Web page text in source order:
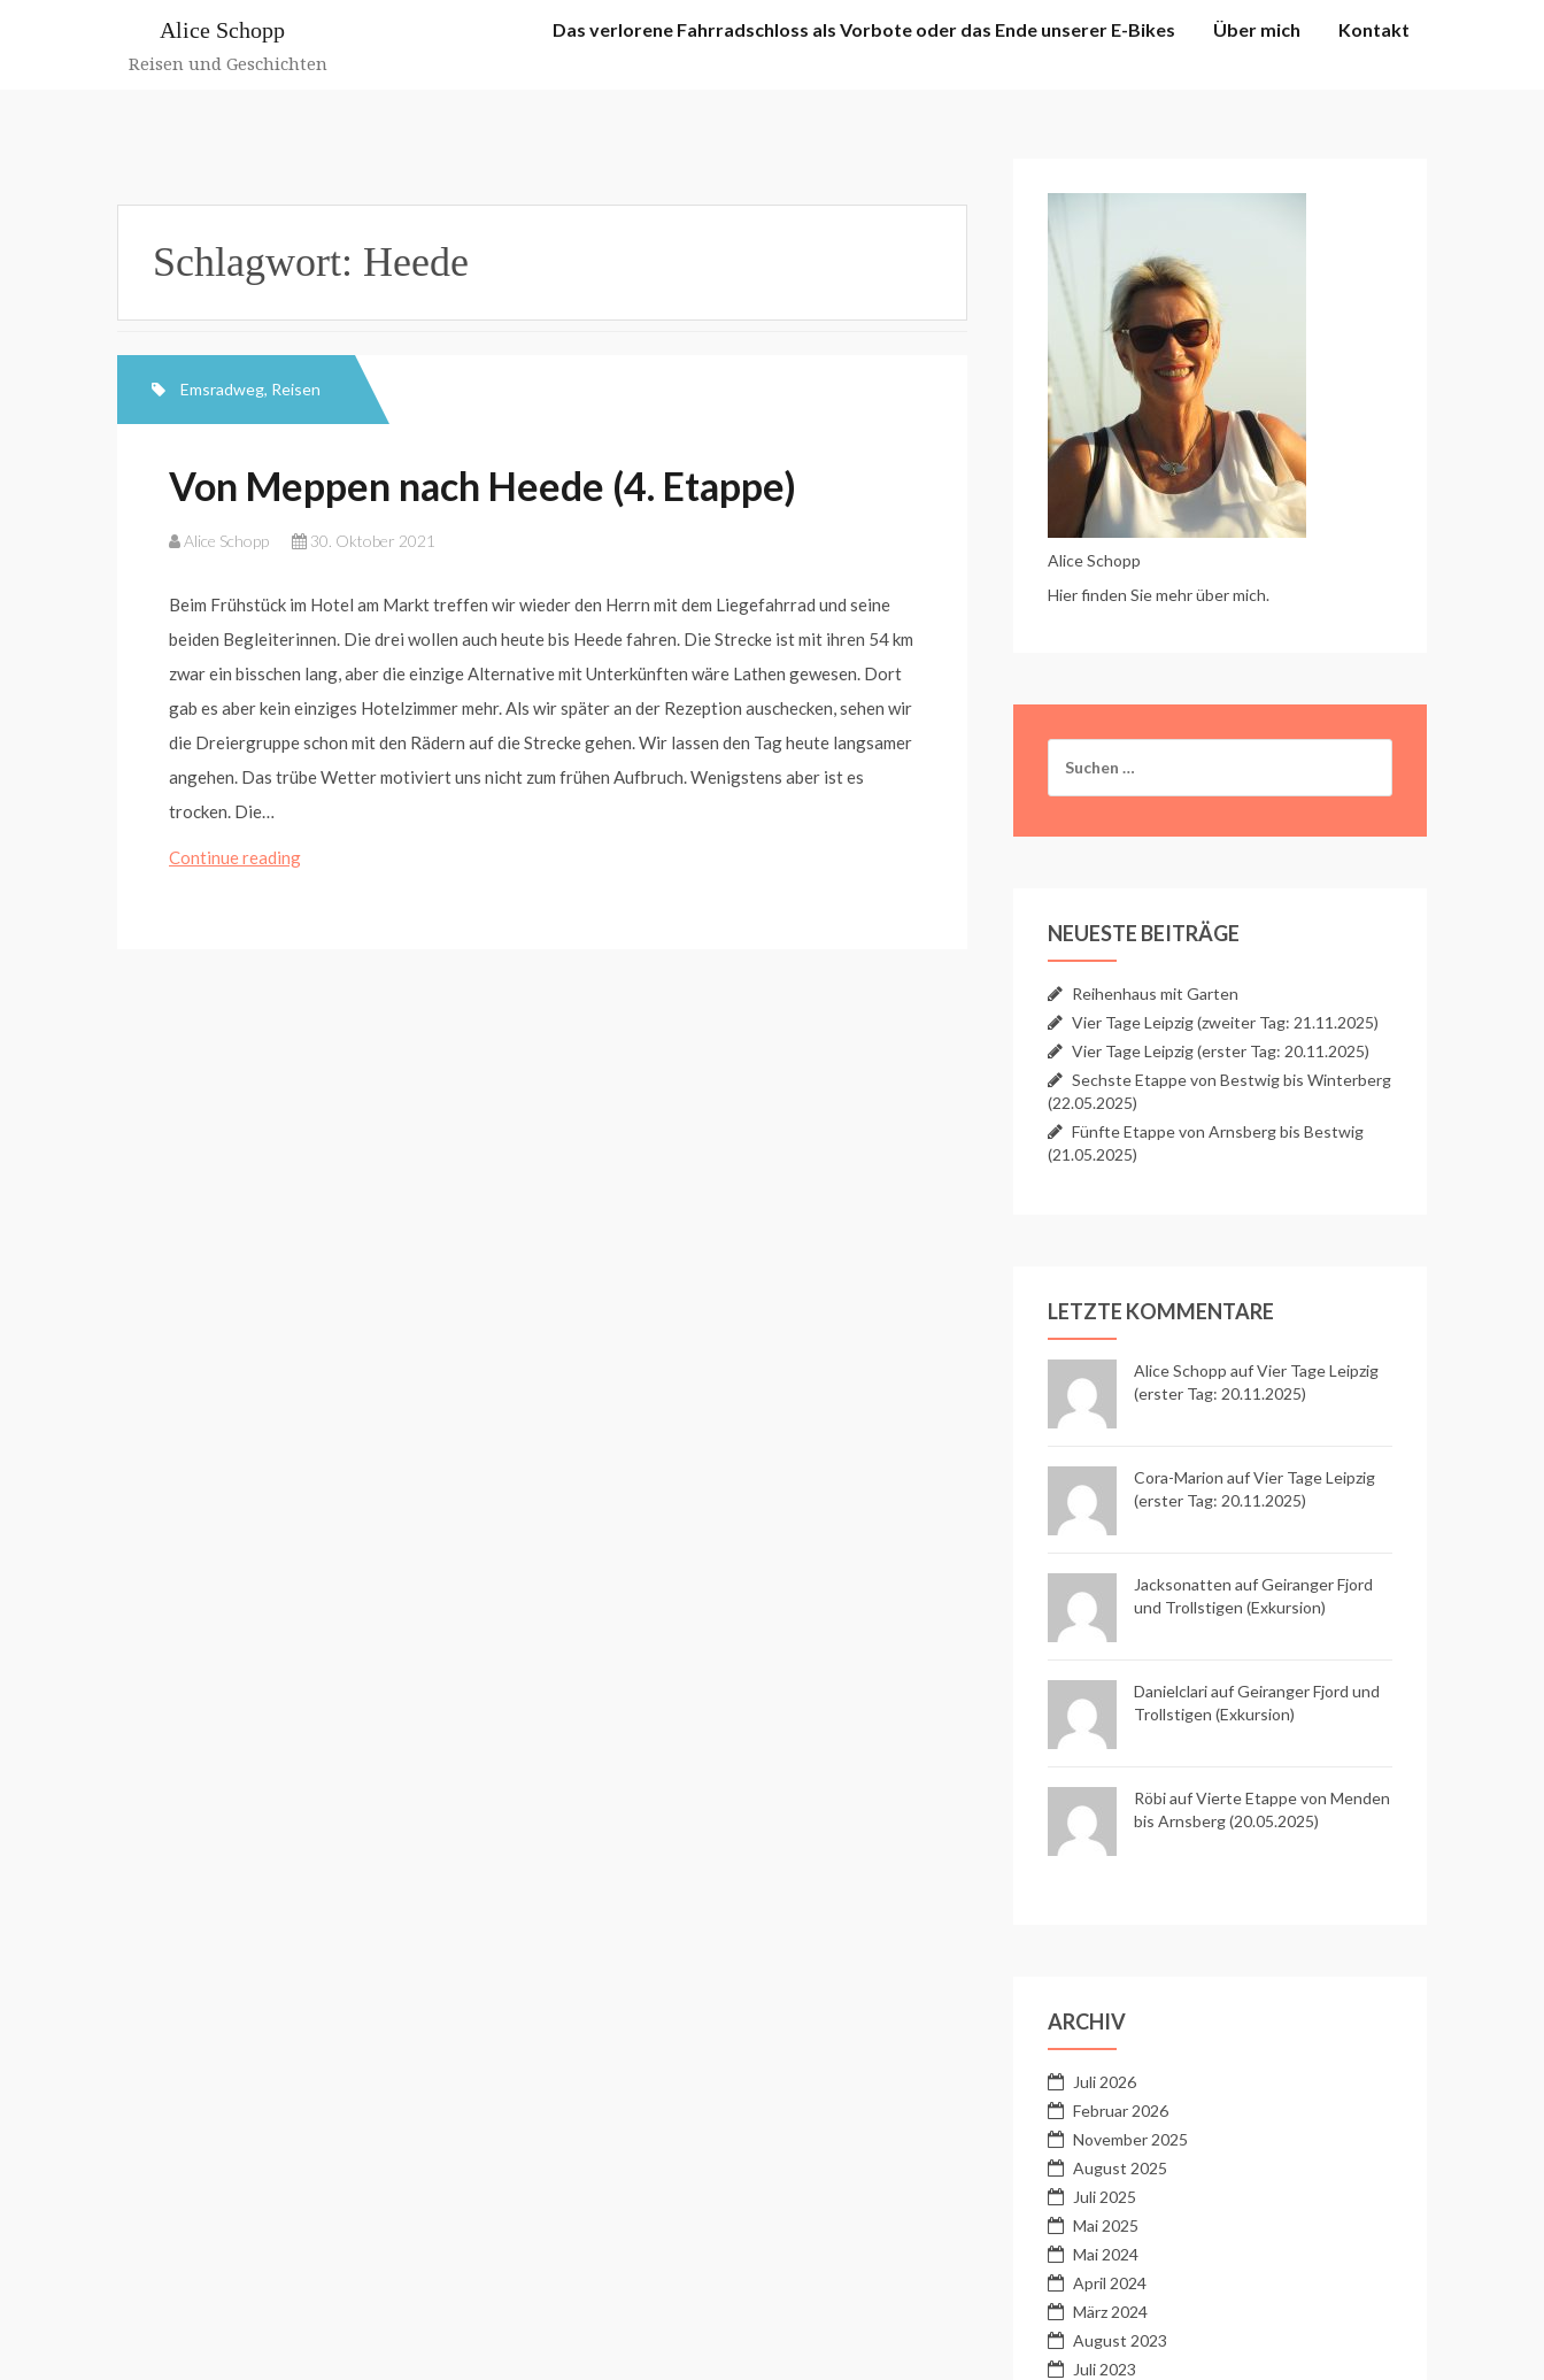
Alice Schopp
Reisen und Geschichten
Das verlorene Fahrradschloss als Vorbote oder das Ende unserer E-Bikes Über mich Kontakt
Schlagwort: Heede
Emsradweg, Reisen
Von Meppen nach Heede (4. Etappe)
Alice Schopp 30. Oktober 2021
Beim Frühstück im Hotel am Markt treffen wir wieder den Herrn mit dem Liegefahrrad und seine
beiden Begleiterinnen. Die drei wollen auch heute bis Heede fahren. Die Strecke ist mit ihren 54 km
zwar ein bisschen lang, aber die einzige Alternative mit Unterkünften wäre Lathen gewesen. Dort
gab es aber kein einziges Hotelzimmer mehr. Als wir später an der Rezeption auschecken, sehen wir
die Dreiergruppe schon mit den Rädern auf die Strecke gehen. Wir lassen den Tag heute langsamer
angehen. Das trübe Wetter motiviert uns nicht zum frühen Aufbruch. Wenigstens aber ist es
trocken. Die…
Continue readingVon
Alice Schopp
Hier finden Sie mehr über mich.
nach:
NEUESTE BEITRÄGE
Reihenhaus mit Garten
Vier Tage Leipzig (zweiter Tag: 21.11.2025)
Vier Tage Leipzig (erster Tag: 20.11.2025)
Sechste Etappe von Bestwig bis Winterberg
(22.05.2025)
Fünfte Etappe von Arnsberg bis Bestwig
(21.05.2025)
LETZTE KOMMENTARE
Alice Schopp aufVier Tage Leipzig
(erster Tag: 20.11.2025)
Cora-Marion aufVier Tage Leipzig
(erster Tag: 20.11.2025)
Jacksonatten aufGeiranger Fjord
und Trollstigen (Exkursion)
Danielclari aufGeiranger Fjord und
Trollstigen (Exkursion)
Röbi aufVierte Etappe von Menden
bis Arnsberg (20.05.2025)
ARCHIV
Juli 2026
Februar 2026
November 2025
August 2025
Juli 2025
Mai 2025
Mai 2024
April 2024
März 2024
August 2023
Juli 2023